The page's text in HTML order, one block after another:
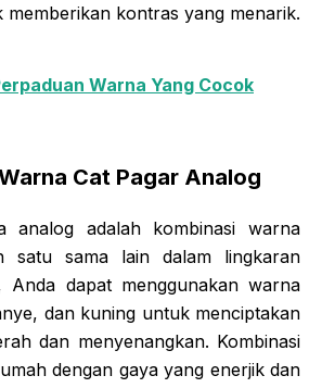
memberikan kontras yang menarik.
Warna Yang Cocok
Cat Pagar Analog
analog adalah kombinasi warna
satu sama lain dalam lingkaran
Anda dapat menggunakan warna
dan kuning untuk menciptakan
dan menyenangkan. Kombinasi
dengan gaya yang enerjik dan